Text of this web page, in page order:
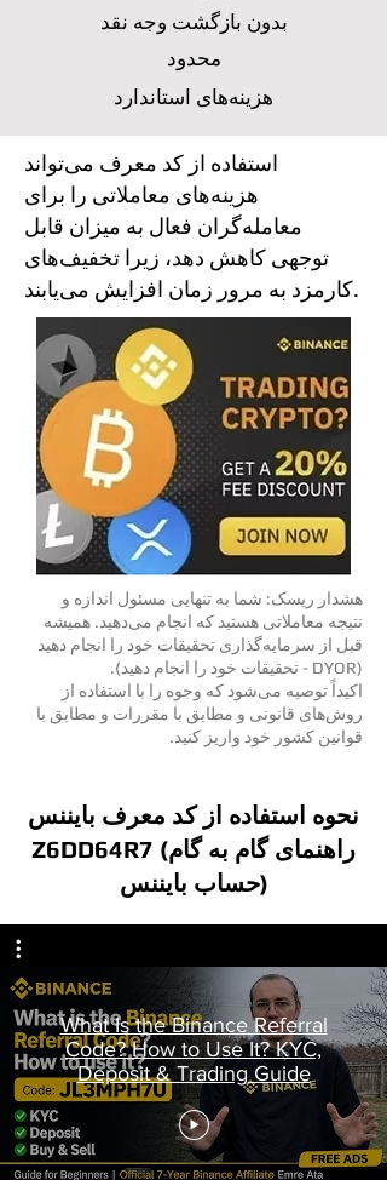
بدون بازگشت وجه نقد
محدود
هزینه‌های استاندارد
استفاده از کد معرف می‌تواند
هزینه‌های معاملاتی را برای
معامله‌گران فعال به میزان قابل
توجهی کاهش دهد، زیرا تخفیف‌های
کارمزد به مرور زمان افزایش می‌یابند.
هشدار ریسک: شما به تنهایی مسئول اندازه و
نتیجه معاملاتی هستید که انجام می‌دهید. همیشه
قبل از سرمایه‌گذاری تحقیقات خود را انجام دهید
(DYOR - تحقیقات خود را انجام دهید).
اکیداً توصیه می‌شود که وجوه را با استفاده از
روش‌های قانونی و مطابق با مقررات و مطابق با
قوانین کشور خود واریز کنید.
نحوه استفاده از کد معرف بایننس
Z6DD64R7 (راهنمای گام به گام
حساب بایننس)
What Is the Binance Referral
Code? How to Use It? KYC,
Deposit & Trading Guide